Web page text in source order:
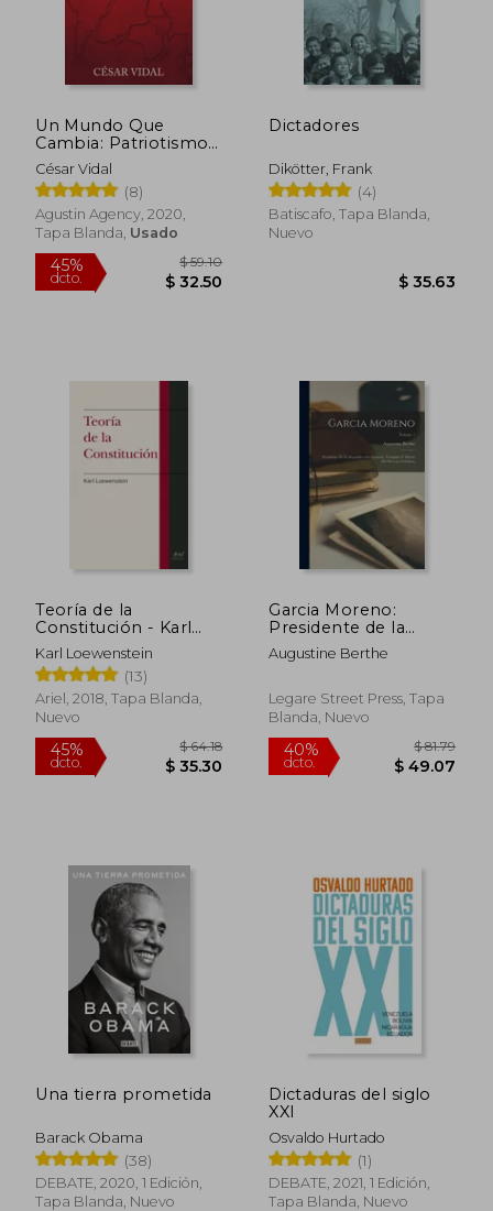
dcto.
$ 19.04
45%
dcto.
dcto. $ 25.82 dcto.
Un Mundo Que
Cambia: Patriotismo
Frente A Agenda
Globalista
César Vidal
(8)
Agustin Agency, 2020,
Tapa Blanda, Usado
Dictadores
Dikötter, Frank
(4)
Batiscafo, Tapa Blanda,
Nuevo
Teoría de la
Constitución - Karl
Loewenstein - Libro
Físico
Karl Loewenstein
(13)
Ariel, 2018, Tapa Blanda,
Nuevo
Garcia Moreno:
Presidente de la
Republica del
Ecuador, Vengador y
Cristiano; Volume 1
Augustine Berthe
Legare Street Press, Tapa
Blanda, Nuevo
Una tierra prometida
Barack Obama
(38)
DEBATE, 2020, 1 Edición,
Tapa Blanda, Nuevo
Dictaduras del siglo
XXI
Osvaldo Hurtado
(1)
DEBATE, 2021, 1 Edición,
Tapa Blanda, Nuevo